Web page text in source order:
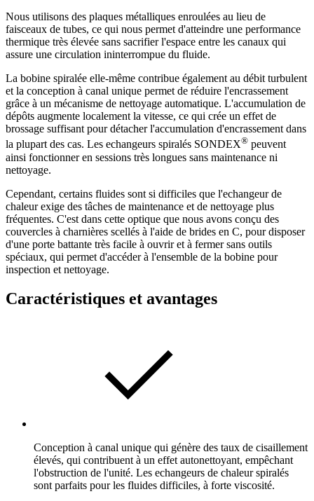
Nous utilisons des plaques métalliques enroulées au lieu de
faisceaux de tubes, ce qui nous permet d'atteindre une performance
thermique très élevée sans sacrifier l'espace entre les canaux qui
assure une circulation ininterrompue du fluide.
La bobine spiralée elle-même contribue également au débit turbulent
et la conception à canal unique permet de réduire l'encrassement
grâce à un mécanisme de nettoyage automatique. L'accumulation de
dépôts augmente localement la vitesse, ce qui crée un effet de
brossage suffisant pour détacher l'accumulation d'encrassement dans
la plupart des cas. Les echangeurs spiralés SONDEX® peuvent
ainsi fonctionner en sessions très longues sans maintenance ni
nettoyage.
Cependant, certains fluides sont si difficiles que l'echangeur de
chaleur exige des tâches de maintenance et de nettoyage plus
fréquentes. C'est dans cette optique que nous avons conçu des
couvercles à charnières scellés à l'aide de brides en C, pour disposer
d'une porte battante très facile à ouvrir et à fermer sans outils
spéciaux, qui permet d'accéder à l'ensemble de la bobine pour
inspection et nettoyage.
Caractéristiques et avantages
Conception à canal unique qui génère des taux de cisaillement
élevés, qui contribuent à un effet autonettoyant, empêchant
l'obstruction de l'unité. Les echangeurs de chaleur spiralés
sont parfaits pour les fluides difficiles, à forte viscosité.